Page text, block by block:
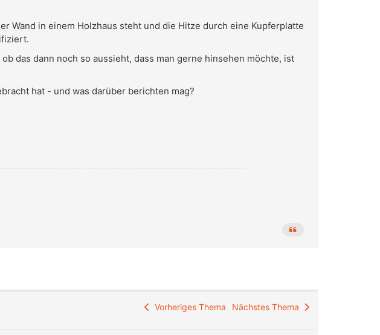
Wand in einem Holzhaus steht und die Hitze durch eine Kupferplatte
das dann noch so aussieht, dass man gerne hinsehen möchte, ist
hat - und was darüber berichten mag?
Vorheriges Thema Nächstes Thema